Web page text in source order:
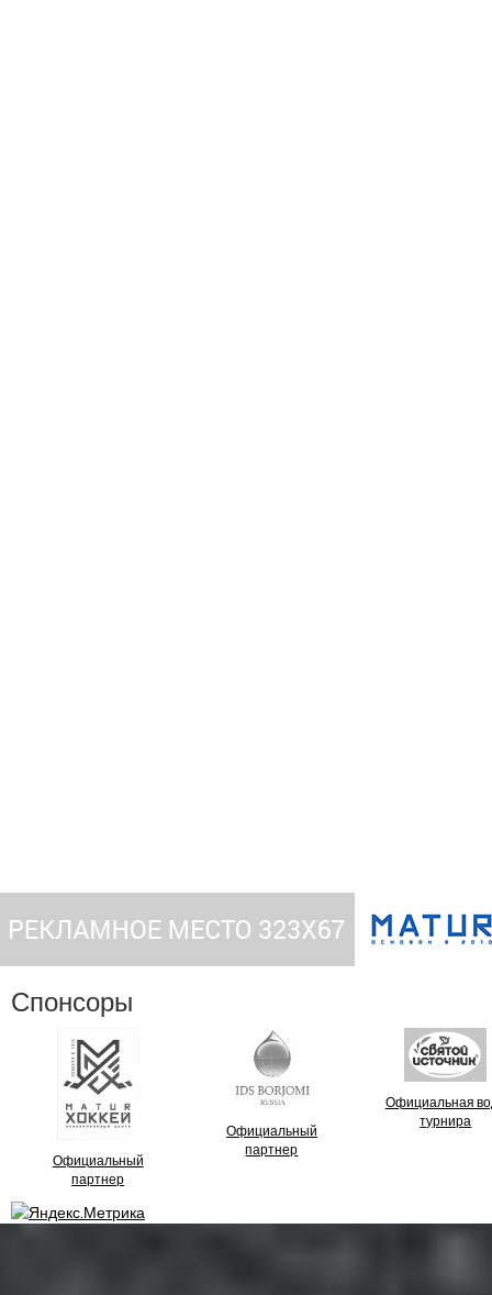
Спонсоры
Официальный
партнер
Официальный
партнер
Официальная
турнира